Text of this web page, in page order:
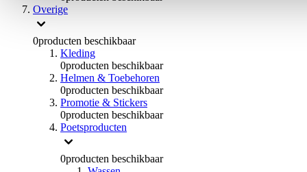
Overige
0producten beschikbaar
Kleding
0producten beschikbaar
Helmen & Toebehoren
0producten beschikbaar
Promotie & Stickers
0producten beschikbaar
Poetsproducten
0producten beschikbaar